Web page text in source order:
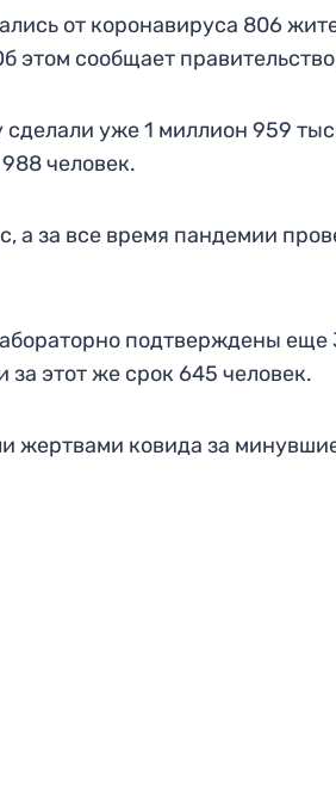
от коронавируса 806
этом сообщает
уже 1 миллион 959
человек.
а за все время пандемии
подтверждены еще
этот же срок 645 человек.
жертвами ковида за